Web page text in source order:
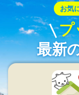
お気
プ
最新